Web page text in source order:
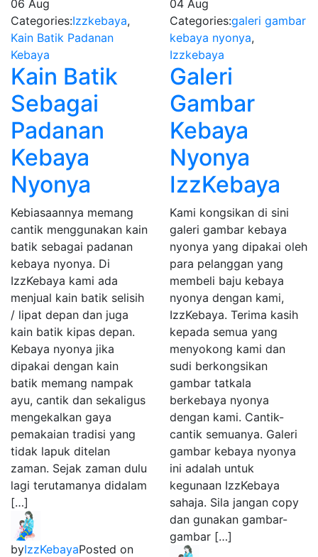
06 Aug
Categories:Izzkebaya,
Kain Batik Padanan
Kebaya
Kain Batik
Sebagai
Padanan
Kebaya
Nyonya
Kebiasaannya memang
cantik menggunakan kain
batik sebagai padanan
kebaya nyonya. Di
IzzKebaya kami ada
menjual kain batik selisih
/ lipat depan dan juga
kain batik kipas depan.
Kebaya nyonya jika
dipakai dengan kain
batik memang nampak
ayu, cantik dan sekaligus
mengekalkan gaya
pemakaian tradisi yang
tidak lapuk ditelan
zaman. Sejak zaman dulu
lagi terutamanya didalam
[…]
byIzzKebayaPosted on
04 Aug
Categories:galeri gambar
kebaya nyonya,
Izzkebaya
Galeri
Gambar
Kebaya
Nyonya
IzzKebaya
Kami kongsikan di sini
galeri gambar kebaya
nyonya yang dipakai oleh
para pelanggan yang
membeli baju kebaya
nyonya dengan kami,
IzzKebaya. Terima kasih
kepada semua yang
menyokong kami dan
sudi berkongsikan
gambar tatkala
berkebaya nyonya
dengan kami. Cantik-
cantik semuanya. Galeri
gambar kebaya nyonya
ini adalah untuk
kegunaan IzzKebaya
sahaja. Sila jangan copy
dan gunakan gambar-
gambar […]